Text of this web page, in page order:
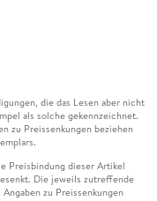
die das Lesen aber nicht
als solche gekennzeichnet.
zu Preissenkungen beziehen
Preisbindung dieser Artikel
Die jeweils zutreffende
zu Preissenkungen